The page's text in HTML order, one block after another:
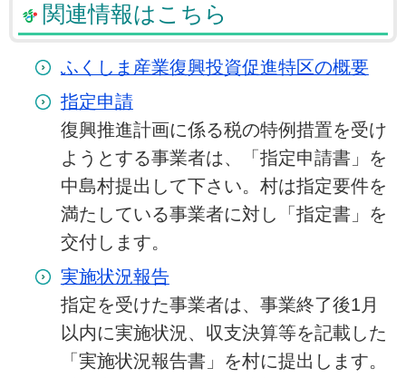
関連情報はこちら
ふくしま産業復興投資促進特区の概要
指定申請
復興推進計画に係る税の特例措置を受け
ようとする事業者は、「指定申請書」を
中島村提出して下さい。村は指定要件を
満たしている事業者に対し「指定書」を
交付します。
実施状況報告
指定を受けた事業者は、事業終了後1月
以内に実施状況、収支決算等を記載した
「実施状況報告書」を村に提出します。